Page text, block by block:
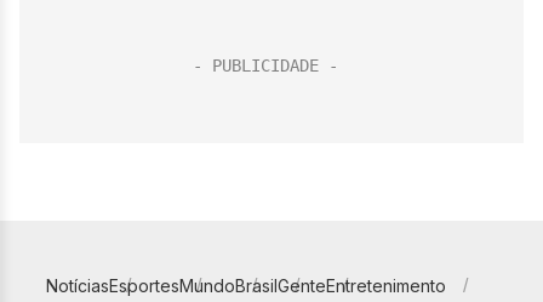
NotíciasEsportesMundoBrasilGenteEntretenimento